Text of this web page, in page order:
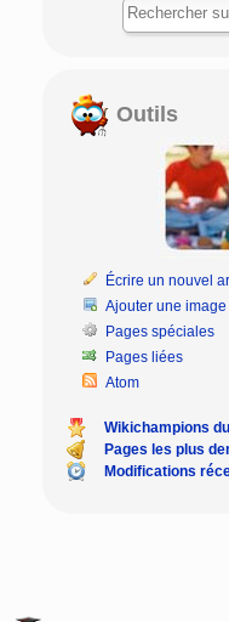
Outils
Écrire un nouvel
Ajouter une image
Pages spéciales
Pages liées
Atom
Wikichampions
Pages les plus
Modifications